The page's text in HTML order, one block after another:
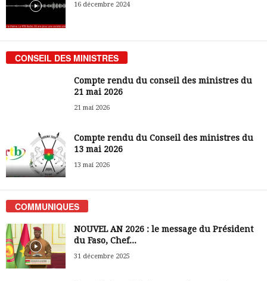
16 décembre 2024
CONSEIL DES MINISTRES
Compte rendu du conseil des ministres du
21 mai 2026
21 mai 2026
Compte rendu du Conseil des ministres du
13 mai 2026
13 mai 2026
COMMUNIQUES
NOUVEL AN 2026 : le message du Président
du Faso, Chef...
31 décembre 2025